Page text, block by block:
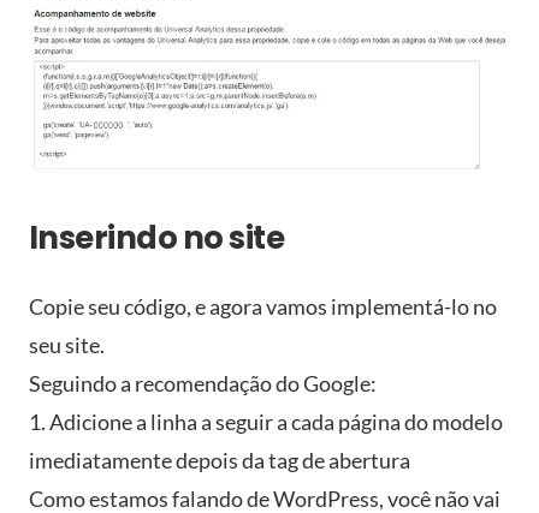
Inserindo no site
Copie seu código, e agora vamos implementá-lo no
seu site.
Seguindo a recomendação do Google:
1. Adicione a linha a seguir a cada página do modelo
imediatamente depois da tag de abertura
Como estamos falando de WordPress, você não vai